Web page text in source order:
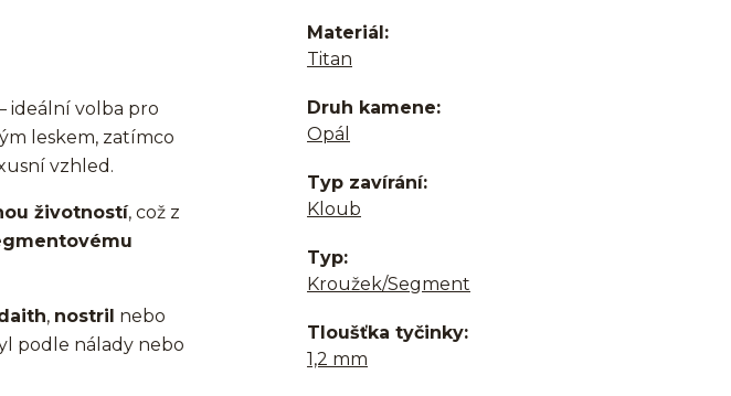
ideální volba pro
leskem, zatímco
vzhled.
životností, což z
, nostril nebo
podle nálady nebo
Materiál
Titan
Druh kamene
Opál
Typ zavírání
Kloub
Typ
Kroužek/Segment
Tloušťka tyčinky
1,2 mm